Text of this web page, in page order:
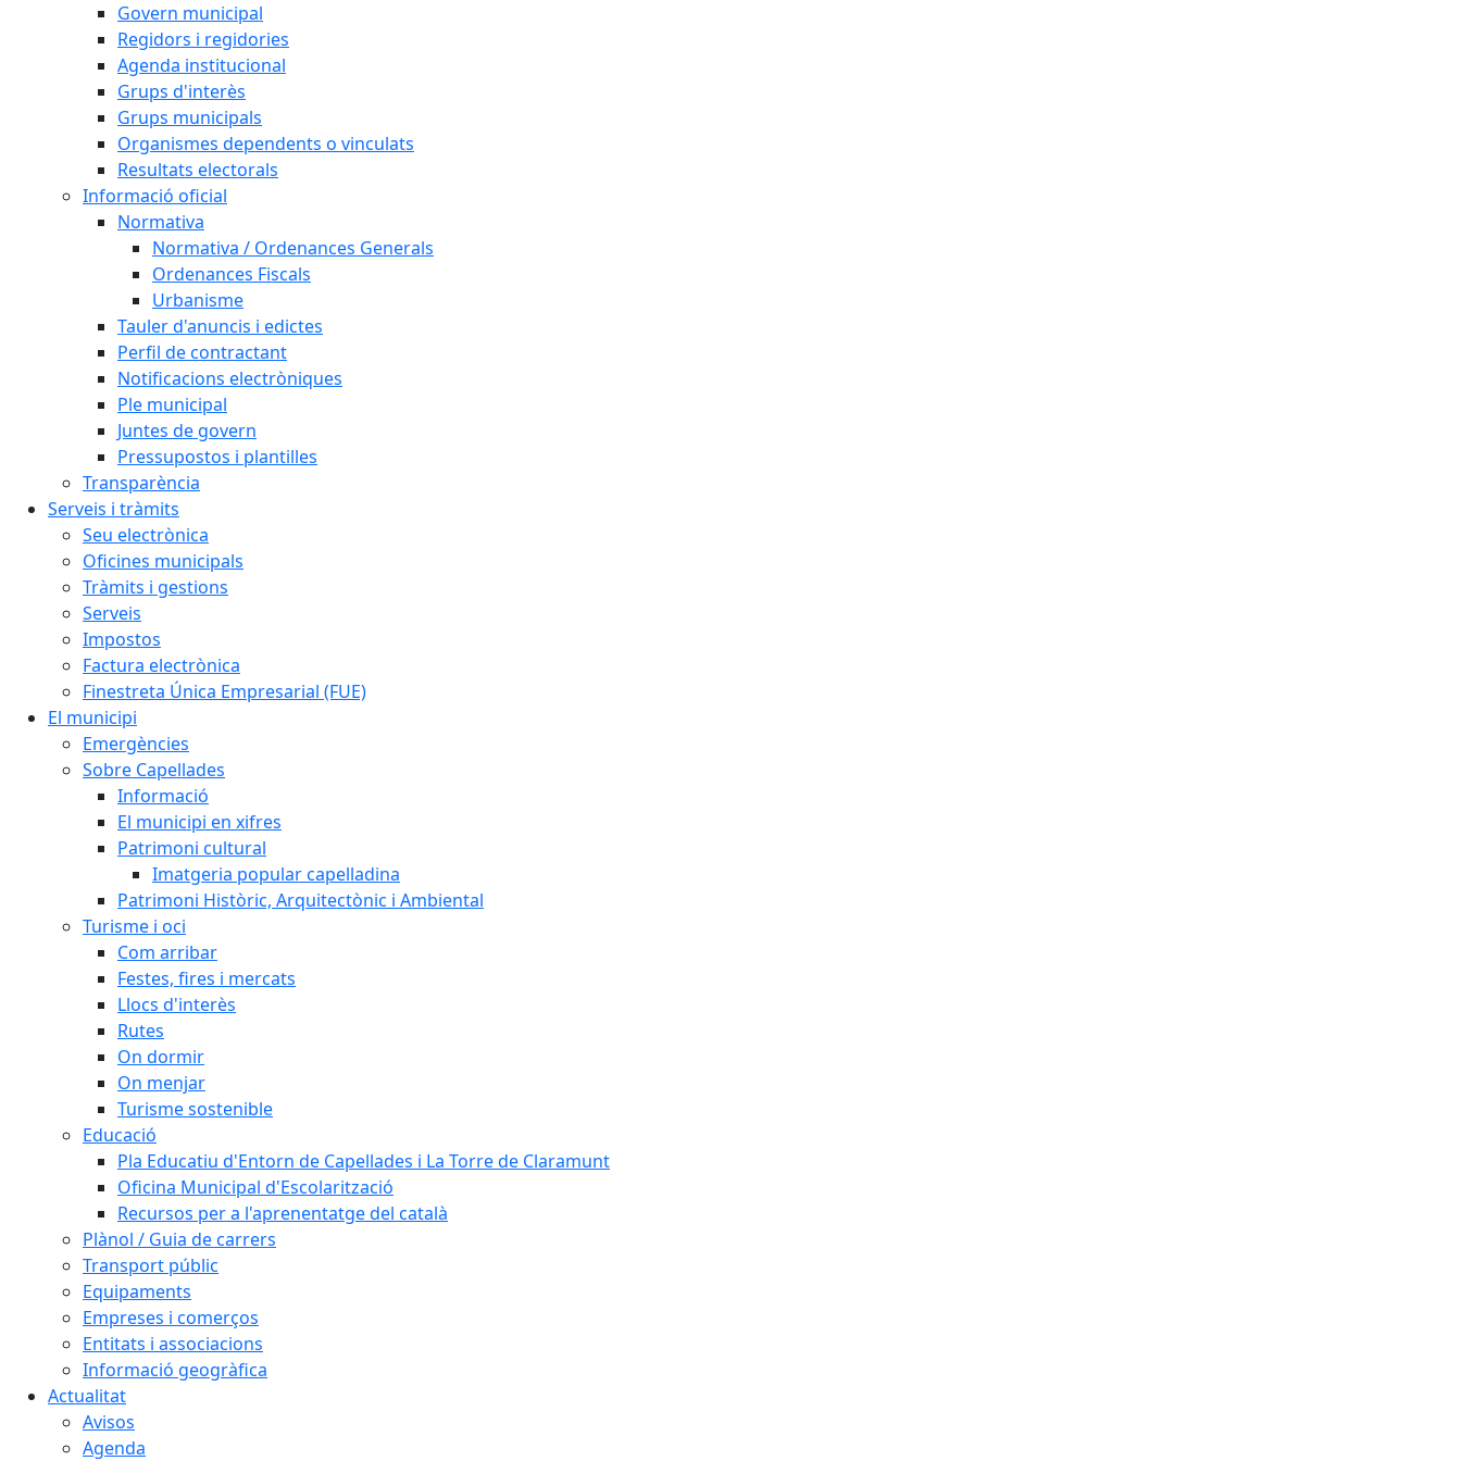
Govern municipal
Regidors i regidories
Agenda institucional
Grups d'interès
Grups municipals
Organismes dependents o vinculats
Resultats electorals
Informació oficial
Normativa
Normativa / Ordenances Generals
Ordenances Fiscals
Urbanisme
Tauler d'anuncis i edictes
Perfil de contractant
Notificacions electròniques
Ple municipal
Juntes de govern
Pressupostos i plantilles
Transparència
Serveis i tràmits
Seu electrònica
Oficines municipals
Tràmits i gestions
Serveis
Impostos
Factura electrònica
Finestreta Única Empresarial (FUE)
El municipi
Emergències
Sobre Capellades
Informació
El municipi en xifres
Patrimoni cultural
Imatgeria popular capelladina
Patrimoni Històric, Arquitectònic i Ambiental
Turisme i oci
Com arribar
Festes, fires i mercats
Llocs d'interès
Rutes
On dormir
On menjar
Turisme sostenible
Educació
Pla Educatiu d'Entorn de Capellades i La Torre de Claramunt
Oficina Municipal d'Escolarització
Recursos per a l'aprenentatge del català
Plànol / Guia de carrers
Transport públic
Equipaments
Empreses i comerços
Entitats i associacions
Informació geogràfica
Actualitat
Avisos
Agenda